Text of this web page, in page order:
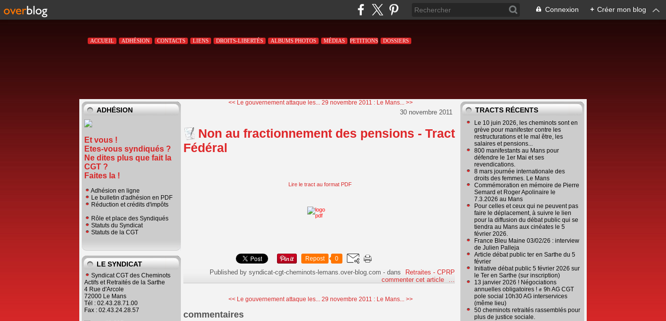
Connexion + Créer mon blog
ACCUEIL ADHÉSION CONTACTS LIENS DROITS-LIBERTÉS ALBUMS PHOTOS MÉDIAS PETITIONS DOSSIERS
ADHÉSION
Et vous !
Etes-vous syndiqués ?
Ne dites plus que fait la
CGT ?
Faites la !
Adhésion en ligne
Le bulletin d'adhésion en PDF
Réduction et crédits d'impôts
Rôle et place des Syndiqués
Statuts du Syndicat
Statuts de la CGT
LE SYNDICAT
Syndicat CGT des Cheminots
Actifs et Retraités de la Sarthe
4 Rue d'Arcole
72000 Le Mans
Tél : 02.43.28.71.00
Fax : 02.43.24.28.57
<< Le gouvernement attaque les... 29 novembre 2011 : Le Mans... >>
30 novembre 2011
Non au fractionnement des pensions - Tract
Fédéral
Lire le tract au format PDF
Repost 0
Published by syndicat-cgt-cheminots-lemans.over-blog.com - dans
Retraites - CPRP
commenter cet article
<< Le gouvernement attaque les... 29 novembre 2011 : Le Mans... >>
commentaires
TRACTS RÉCENTS
Le 10 juin 2026, les cheminots sont en
grève pour manifester contre les
restructurations et le mal être, les
salaires et pensions...
800 manifestants au Mans pour
défendre le 1er Mai et ses
revendications.
8 mars journée internationale des
droits des femmes. Le Mans
Commémoration en mémoire de Pierre
Semard et Roger Apolinaire le
7.3.2026 au Mans
Pour celles et ceux qui ne peuvent pas
faire le déplacement, à suivre le lien
pour la diffusion du débat public qui se
tiendra au Mans aux cinéates le 5
février 2026.
France Bleu Maine 03/02/26 : interview
de Julien Palleja
Article débat public ter en Sarthe du 5
février
Initiative débat public 5 février 2026 sur
le Ter en Sarthe (sur inscription)
13 janvier 2026 ! Négociations
annuelles obligatoires ! ✊ 9h AG CGT
pole social 10h30 AG interservices
(même lieu)
50 cheminots retraités rassemblés pour
plus de justice sociale.